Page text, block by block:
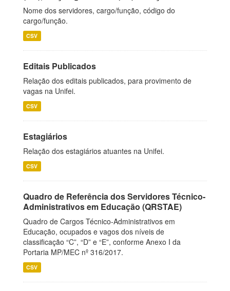
Nome dos servidores, cargo/função, código do
cargo/função.
CSV
Editais Publicados
Relação dos editais publicados, para provimento de
vagas na Unifei.
CSV
Estagiários
Relação dos estagiários atuantes na Unifei.
CSV
Quadro de Referência dos Servidores Técnico-
Administrativos em Educação (QRSTAE)
Quadro de Cargos Técnico-Administrativos em
Educação, ocupados e vagos dos níveis de
classificação “C”, “D” e “E”, conforme Anexo I da
Portaria MP/MEC nº 316/2017.
CSV